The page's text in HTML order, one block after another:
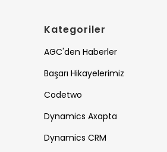
Kategoriler
AGC'den Haberler
Başarı Hikayelerimiz
Codetwo
Dynamics Axapta
Dynamics CRM